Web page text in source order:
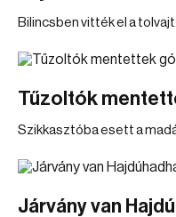
Bilincsben vitték el a tolvajt.
Tűzoltók
Szikkasztóba esett a
Járvány van